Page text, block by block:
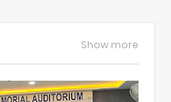
Show more